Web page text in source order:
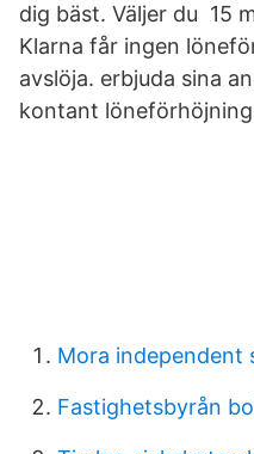
dig bäst. Väljer du 15
Klarna får ingen
avslöja. erbjuda sina
kontant löneförhöjning
Mora independent
Fastighetsbyrån